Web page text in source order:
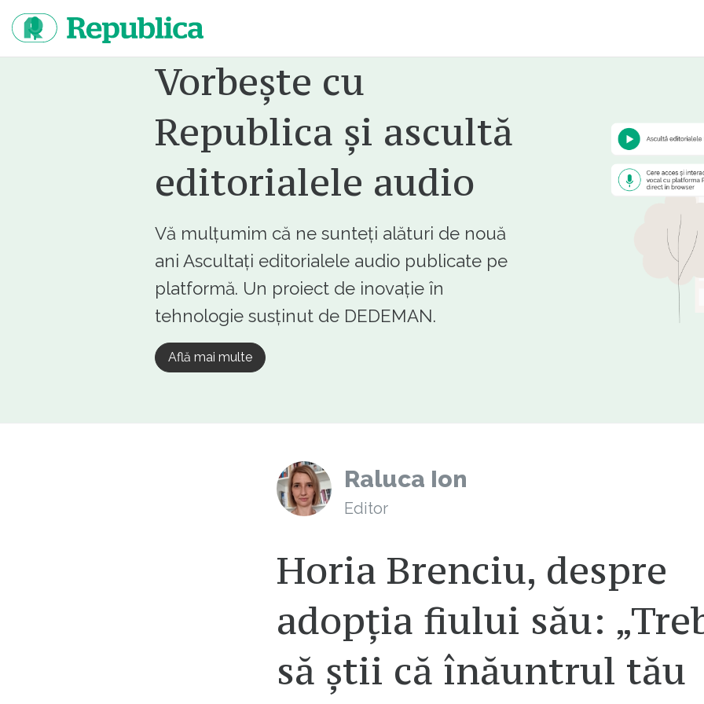
continut
Vorbește cu
Republica și ascultă
editorialele audio
Vă mulțumim că ne sunteți alături de nouă
ani Ascultați editorialele audio publicate pe
platformă. Un proiect de inovație în
tehnologie susținut de DEDEMAN.
Află mai multe
Raluca Ion
Editor
Horia Brenciu, despre
adopția fiului său:
să știi că înăuntrul tău